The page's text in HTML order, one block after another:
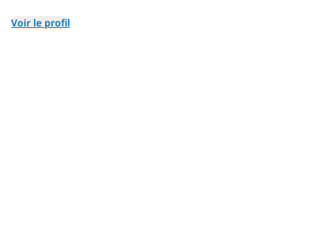
expérience considérable dans les technologies de
sécurité, de nuage et de milieu de travail.
Voir le profil